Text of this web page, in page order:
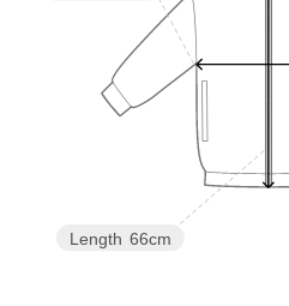
Length 66cm